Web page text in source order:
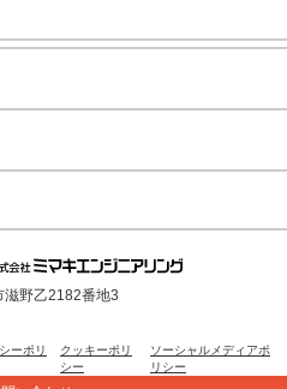
滋野乙2182番地3
ーポリ
クッキーポリ
シー
ソーシャルメディアポ
リシー